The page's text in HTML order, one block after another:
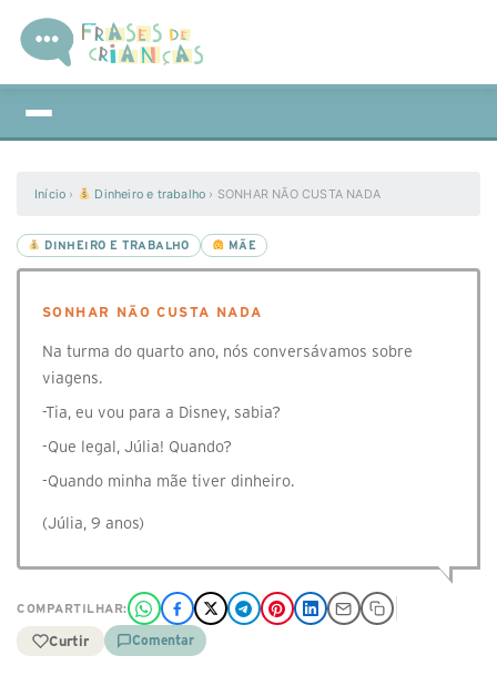
Início › Dinheiro e trabalho › SONHAR NÃO CUSTA NADA
DINHEIRO E TRABALHO MÃE
SONHAR NÃO CUSTA NADA
Na turma do quarto ano, nós conversávamos sobre
viagens.
-Tia, eu vou para a Disney, sabia?
-Que legal, Júlia! Quando?
-Quando minha mãe tiver dinheiro.
(Júlia, 9 anos)
COMPARTILHAR:
Curtir Comentar